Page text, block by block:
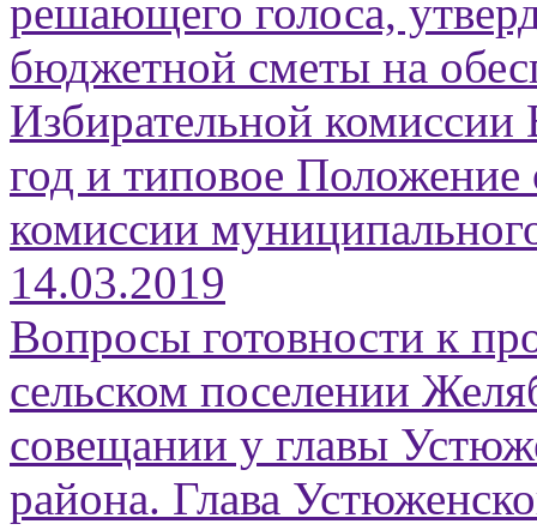
решающего голоса,
бюджетной сметы на
Избирательной комиссии
год и типовое
комиссии
14.03.2019
Вопросы готовности к
сельском поселении
совещании у главы
района. Глава